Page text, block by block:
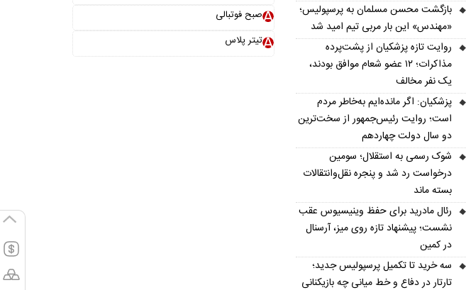
بازگشت محسن مسلمان به پرسپولیس؛
«مهندس» این بار مربی تیم امید شد
روایت تازه پزشکیان از پشت‌پرده
مذاکرات؛ ۱۲ عضو شعام موافق بودند،
یک نفر مخالف
پزشکیان: اگر مانده‌ایم به‌خاطر مردم
است؛ روایت رئیس‌جمهور از سخت‌ترین
دو سال دولت چهاردهم
شوک رسمی به استقلال؛ سومین
درخواست رد شد و پنجره نقل‌وانتقالات
بسته ماند
رئال مادرید برای حفظ وینیسیوس عقب
نشست؛ پیشنهاد تازه روی میز، آرسنال
در کمین
سه خرید تا تکمیل پرسپولیس جدید؛
تارتار در دفاع و خط میانی چه بازیکنانی
صبح فوتبالی
تیتر پلاس